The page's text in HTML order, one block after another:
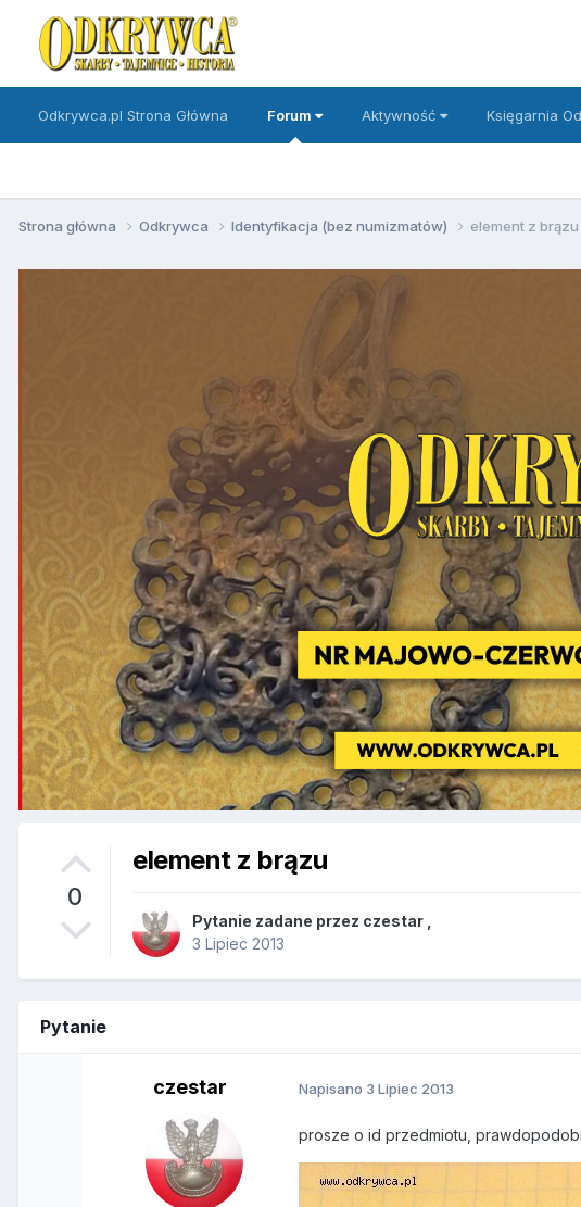
Odkrywca.pl Strona Główna Forum Aktywność Księgarnia
Strona główna Odkrywca Identyfikacja (bez numizmatów) element z brązu
0
element z brązu
Pytanie zadane przez czestar
3 Lipiec 2013
Pytanie
czestar Napisano 3 Lipiec 2013
prosze o id przedmiotu,